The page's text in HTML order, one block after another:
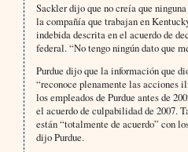
Sackler dijo que no creía que
la compañía que trabajan en
indebida descrita en el acuerdo de
federal. “No tengo ningún dato que
Purdue dijo que la información que
“reconoce plenamente las acciones
los empleados de Purdue antes de
el acuerdo de culpabilidad de 2007.
están “totalmente de acuerdo” con
dijo Purdue.